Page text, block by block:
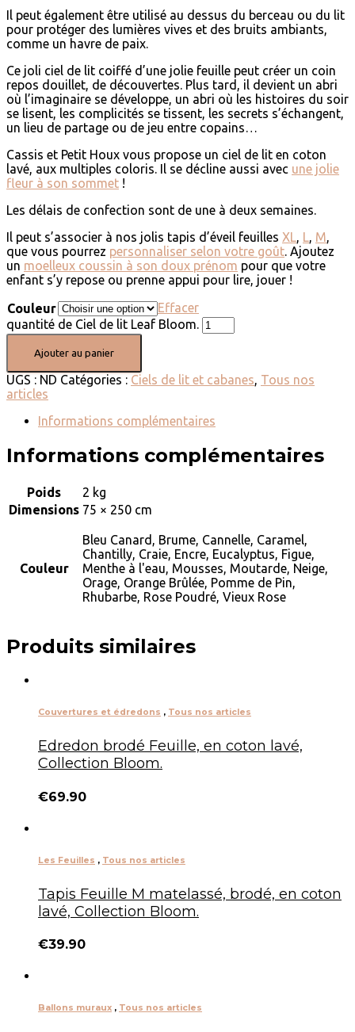
Il peut également être utilisé au dessus du berceau ou du lit
pour protéger des lumières vives et des bruits ambiants,
comme un havre de paix.
Ce joli ciel de lit coiffé d’une jolie feuille peut créer un coin
repos douillet, de découvertes. Plus tard, il devient un abri
où l’imaginaire se développe, un abri où les histoires du soir
se lisent, les complicités se tissent, les secrets s’échangent,
un lieu de partage ou de jeu entre copains…
Cassis et Petit Houx vous propose un ciel de lit en coton
lavé, aux multiples coloris. Il se décline aussi avec une jolie
fleur à son sommet !
Les délais de confection sont de une à deux semaines.
Il peut s’associer à nos jolis tapis d’éveil feuilles XL, L, M,
que vous pourrez personnaliser selon votre goût. Ajoutez
un moelleux coussin à son doux prénom pour que votre
enfant s’y repose ou prenne appui pour lire, jouer !
Couleur
Effacer
quantité de Ciel de lit Leaf Bloom.
Ajouter au panier
UGS : ND Catégories : Ciels de lit et cabanes, Tous nos
articles
Informations complémentaires
Informations complémentaires
Poids
2 kg
Dimensions 75 × 250 cm
Couleur
Bleu Canard, Brume, Cannelle, Caramel,
Chantilly, Craie, Encre, Eucalyptus, Figue,
Menthe à l'eau, Mousses, Moutarde, Neige,
Orage, Orange Brûlée, Pomme de Pin,
Rhubarbe, Rose Poudré, Vieux Rose
Produits similaires
Couvertures et édredons , Tous nos articles
Edredon brodé Feuille, en coton lavé,
Collection Bloom.
€69.90
Les Feuilles , Tous nos articles
Tapis Feuille M matelassé, brodé, en coton
lavé, Collection Bloom.
€39.90
Ballons muraux , Tous nos articles